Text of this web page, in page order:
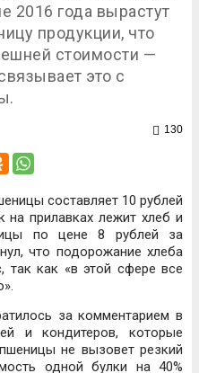
2016 года вырастут
продукции, что
стоимости —
это с
130
составляет 10 рублей
на прилавках лежит хлеб и
по цене 8 рублей за
что подорожание хлеба
как «в этой сфере все
за комментарием в
и кондитеров, которые
не вызовет резкий
одной булки на 40%